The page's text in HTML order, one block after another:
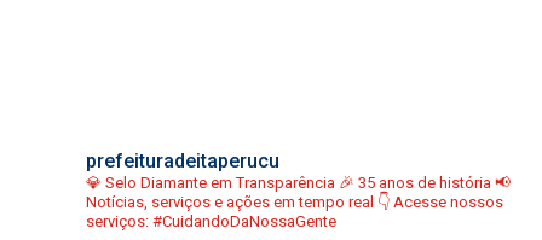
prefeituradeitaperucu
💎 Selo Diamante em Transparência 🎉 35 anos de história 📢
Notícias, serviços e ações em tempo real 👇 Acesse nossos
serviços: #CuidandoDaNossaGente